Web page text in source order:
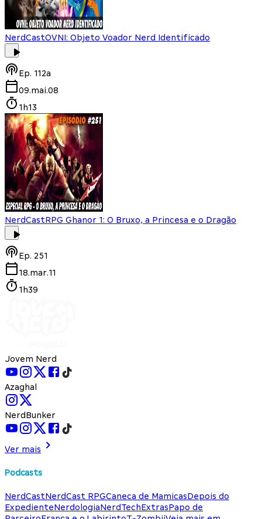
NerdCastOVNI: Objeto Voador Nerd Identificado
Ep. 112a
09.mai.08
1h13
NerdCastRPG Ghanor 1: O Bruxo, a Princesa e o Dragão
Ep. 251
18.mar.11
1h39
Jovem Nerd
Azaghal
NerdBunker
Ver mais
Podcasts
NerdCastNerdCast RPGCaneca de MamicasDepois do
ExpedienteNerdologiaNerdTechExtrasPapo de